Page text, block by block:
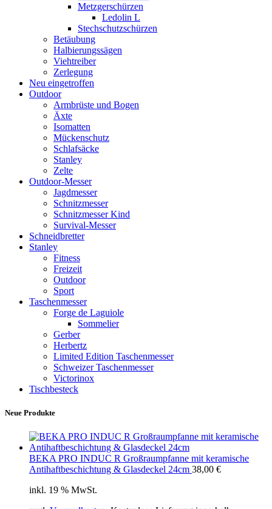
Metzgerschürzen
Ledolin L
Stechschutzschürzen
Betäubung
Halbierungssägen
Viehtreiber
Zerlegung
Neu eingetroffen
Outdoor
Armbrüste und Bogen
Äxte
Isomatten
Mückenschutz
Schlafsäcke
Stanley
Zelte
Outdoor-Messer
Jagdmesser
Schnitzmesser
Schnitzmesser Kind
Survival-Messer
Schneidbretter
Stanley
Fitness
Freizeit
Outdoor
Sport
Taschenmesser
Forge de Laguiole
Sommelier
Gerber
Herbertz
Limited Edition Taschenmesser
Schweizer Taschenmesser
Victorinox
Tischbesteck
Neue Produkte
BEKA PRO INDUC R Großraumpfanne mit keramische
Antihaftbeschichtung & Glasdeckel 24cm 38,00 €
inkl. 19 % MwSt.